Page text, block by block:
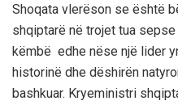
Shoqata vlerëson se është
shqiptarë në trojet tua
këmbë edhe nëse një lider
historinë dhe dëshirën
bashkuar. Kryeministri